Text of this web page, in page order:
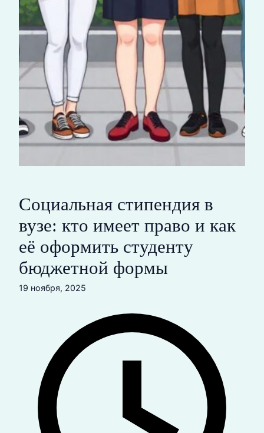
Социальная стипендия в
вузе: кто имеет право и как
её оформить студенту
бюджетной формы
19 ноября, 2025